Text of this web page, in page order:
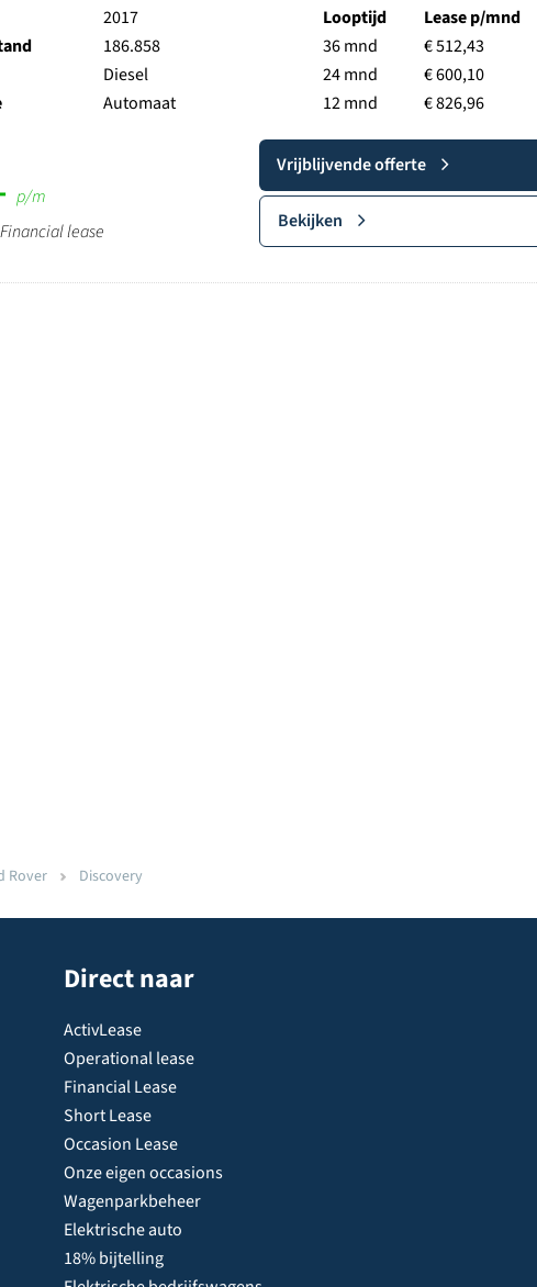
2017
186.858
Diesel
Automaat
Looptijd
36 mnd
24 mnd
12 mnd
Lease p/mnd
€ 512,43
€ 600,10
€ 826,96
p/m
lease
Vrijblijvende offerte
Bekijken
Rover Discovery
Direct naar
ActivLease
Operational lease
Financial Lease
Short Lease
Occasion Lease
Onze eigen occasions
Wagenparkbeheer
Elektrische auto
18% bijtelling